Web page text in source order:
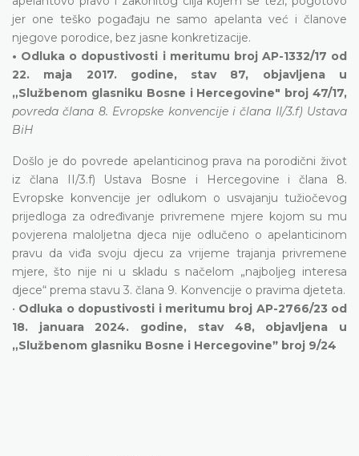
jer one teško pogađaju ne samo apelanta već i članove
njegove porodice, bez jasne konkretizacije.
• Odluka o dopustivosti i meritumu broj AP-1332/17 od
22. maja 2017. godine, stav 87, objavljena u
„Službenom glasniku Bosne i Hercegovine" broj 47/17,
povreda člana 8. Evropske konvencije i člana II/3.f) Ustava
BiH
Došlo je do povrede apelanticinog prava na porodični život
iz člana II/3.f) Ustava Bosne i Hercegovine i člana 8.
Evropske konvencije jer odlukom o usvajanju tužiočevog
prijedloga za određivanje privremene mjere kojom su mu
povjerena maloljetna djeca nije odlučeno o apelanticinom
pravu da viđa svoju djecu za vrijeme trajanja privremene
mjere, što nije ni u skladu s načelom „najboljeg interesa
djece“ prema stavu 3. člana 9. Konvencije o pravima djeteta.
• Odluka o dopustivosti i meritumu broj AP-2766/23 od
18. januara 2024. godine, stav 48, objavljena u
„Službenom glasniku Bosne i Hercegovineˮ broj 9/24